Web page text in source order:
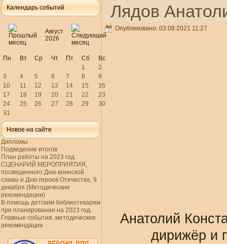
Календарь событий
Август
2026
Пн Вт Ср Чт Пт Сб
Вс
1
2
3
4 5 6 7 8
9
10
11 12 13 14 15
16
17
18 19 20 21 22
23
24
25 26 27 28 29
30
31
Новое на сайте
Дипломы
Подведение итогов
План работы на 2023 год
СЦЕНАРИЙ МЕРОПРИЯТИЯ,
посвященного Дню воинской
славы и Дню героев Отечества, 9
декабря (Методические
рекомендации)
В помощь детским библиотекарям
при планировании на 2023 год.
Главные события. методические
рекомендации
Лядов
Опубликовано: 03.08.2021 11:27
Анатолий
дирижёр и